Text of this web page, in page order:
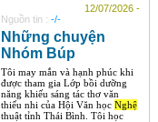
12/07/2026 -
Nguồn tin : -/-
Những chuyện
Nhóm Búp
Tôi may mắn và hạnh phúc khi
được tham gia Lớp bồi dưỡng
năng khiếu sáng tác thơ văn
thiếu nhi của Hội Văn học Nghệ
thuật tỉnh Thái Bình. Tôi học